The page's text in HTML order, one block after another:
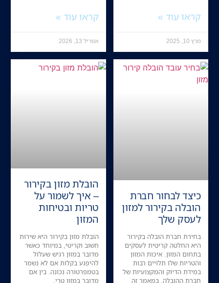
קראו עוד »
מרץ 10, 2025
קראו עוד »
אפריל 13, 2026
כיצד לבחור חברת
הובלה בקירור למזון
לעסק שלך
בחירת חברת הובלה בקירור
היא החלטה קריטית לעסקים
בתחום המזון. איכות המזון
והטריות שלו תלויים רבות
במידת הדיוק והמקצועיות של
חברת ההובלה. במאמר זה
הובלת מזון בקירור
– איך לשמור על
טריות ובטיחות
המזון
הובלת מזון בקירור היא שירות
חשוב וקריטי, במיוחד כאשר
מדובר במזון רגיש שעלול
להיפגע בקלות אם לא נשמר
בטמפרטורה נכונה. בין אם
מדובר במזון טרי,